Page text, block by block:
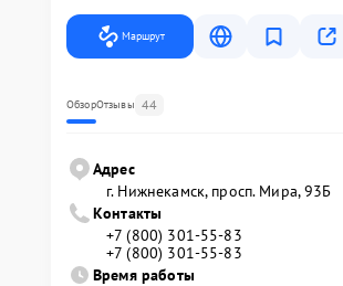
Маршрут
ОбзорОтзывы 44
Адрес
г. Нижнекамск, просп. Мира, 93Б
Контакты
+7 (800) 301-55-83
+7 (800) 301-55-83
Время работы